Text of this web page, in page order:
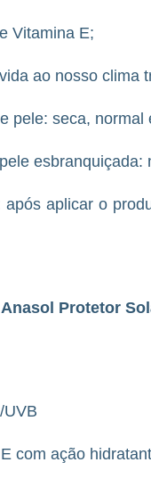
Vitamina E;
ao nosso clima
pele: seca, normal
aplicar o
Protetor
UVB
com ação